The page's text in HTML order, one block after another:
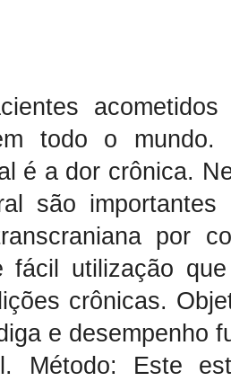
todo o
é a dor crônica.
são
por
fácil utilização
crônicas.
e desempenho
Método: Este